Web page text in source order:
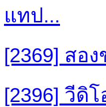
แทป...
[2369] สอ
[2396] วีดิ